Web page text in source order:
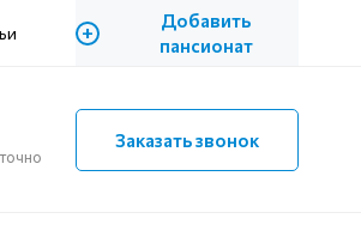
+
Добавить
пансионат
Заказать звонок